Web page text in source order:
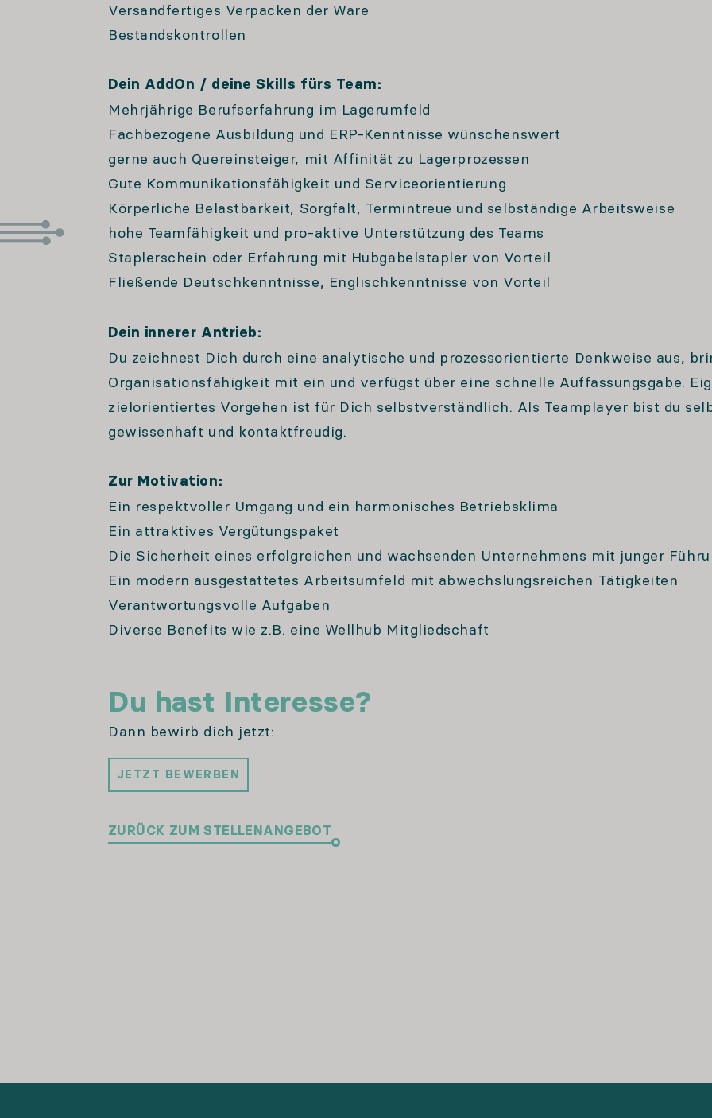
Versandfertiges Verpacken der Ware
Bestandskontrollen
Dein AddOn / deine Skills fürs Team:
Mehrjährige Berufserfahrung im Lagerumfeld
Fachbezogene Ausbildung und ERP-Kenntnisse wünschenswert
gerne auch Quereinsteiger, mit Affinität zu Lagerprozessen
Gute Kommunikationsfähigkeit und Serviceorientierung
Körperliche Belastbarkeit, Sorgfalt, Termintreue und selbständige Arbeitsweise
hohe Teamfähigkeit und pro-aktive Unterstützung des Teams
Staplerschein oder Erfahrung mit Hubgabelstapler von Vorteil
Fließende Deutschkenntnisse, Englischkenntnisse von Vorteil
Dein innerer Antrieb:
Du zeichnest Dich durch eine analytische und prozessorientierte Denkweise aus,
Organisationsfähigkeit mit ein und verfügst über eine schnelle Auffassungsgabe.
zielorientiertes Vorgehen ist für Dich selbstverständlich. Als Teamplayer bist du
gewissenhaft und kontaktfreudig.
Zur Motivation:
Ein respektvoller Umgang und ein harmonisches Betriebsklima
Ein attraktives Vergütungspaket
Die Sicherheit eines erfolgreichen und wachsenden Unternehmens mit junger
Ein modern ausgestattetes Arbeitsumfeld mit abwechslungsreichen Tätigkeiten
Verantwortungsvolle Aufgaben
Diverse Benefits wie z.B. eine Wellhub Mitgliedschaft
Du hast Interesse?
Dann bewirb dich jetzt:
JETZT BEWERBEN
ZURÜCK ZUM STELLENANGEBOT